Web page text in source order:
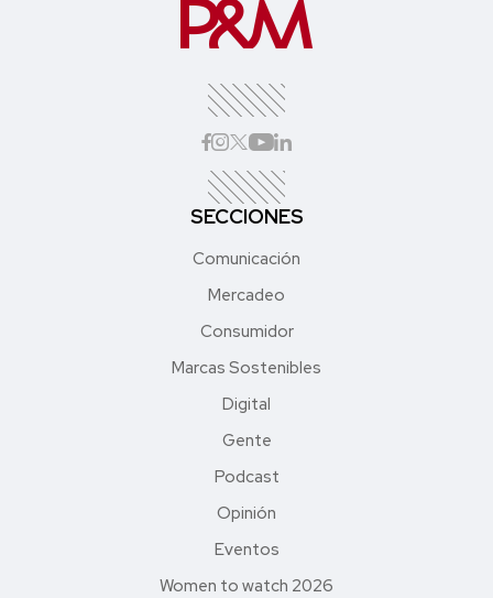
SECCIONES
Comunicación
Mercadeo
Consumidor
Marcas Sostenibles
Digital
Gente
Podcast
Opinión
Eventos
Women to watch 2026